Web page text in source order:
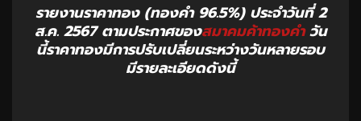
รายงานราคาทอง (ทองคำ 96.5%) ประจำวันที่ 2
ส.ค. 2567 ตามประกาศของสมาคมค้าทองคำวัน
นี้ราคาทองมีการปรับเปลี่ยนระหว่างวันหลายรอบ
มีรายละเอียดดังนี้